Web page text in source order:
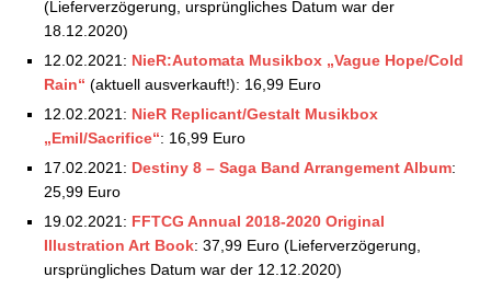
Square Enix Store: Aktuelle Vorbestellungen –
Square Enix Store: Aktuelle Vorbestellungen –
23.07.2021
Square Enix Store: Aktuelle Vorbestellungen –
30.07.2021
Square Enix Store: Aktuelle Vorbestellungen –
05.08.2021
Square Enix Store: Aktuelle Vorbestellungen –
17.08.2021
Square Enix Store: Aktuelle Vorbestellungen –
(Lieferverzögerung, ursprüngliches Datum war der
18.12.2020)
12.02.2021: NieR:Automata Musikbox „Vague Hope/Cold
Rain“ (aktuell ausverkauft!): 16,99 Euro
12.02.2021: NieR Replicant/Gestalt Musikbox
„Emil/Sacrifice“: 16,99 Euro
17.02.2021: Destiny 8 – Saga Band Arrangement Album:
25,99 Euro
19.02.2021: FFTCG Annual 2018-2020 Original
Illustration Art Book: 37,99 Euro (Lieferverzögerung,
ursprüngliches Datum war der 12.12.2020)